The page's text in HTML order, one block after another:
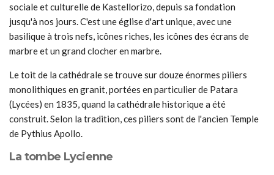
sociale et culturelle de Kastellorizo, depuis sa fondation
jusqu'à nos jours. C'est une église d'art unique, avec une
basilique à trois nefs, icônes riches, les icônes des écrans de
marbre et un grand clocher en marbre.
Le toit de la cathédrale se trouve sur douze énormes piliers
monolithiques en granit, portées en particulier de Patara
(Lycées) en 1835, quand la cathédrale historique a été
construit. Selon la tradition, ces piliers sont de l'ancien Temple
de Pythius Apollo.
La tombe Lycienne